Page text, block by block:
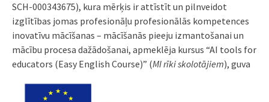
SCH-000343675), kura mērķis ir attīstīt un pilnveidot
izglītības jomas profesionāļu profesionālās kompetences
inovatīvu mācīšanas – mācīšanās pieeju izmantošanai un
mācību procesa dažādošanai, apmeklēja kursus “AI tools for
educators (Easy English Course)” (MI rīki skolotājiem), guva